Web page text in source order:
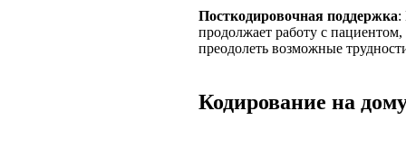
Посткодировочная поддержка:
продолжает работу с
преодолеть возможные
Кодирование на